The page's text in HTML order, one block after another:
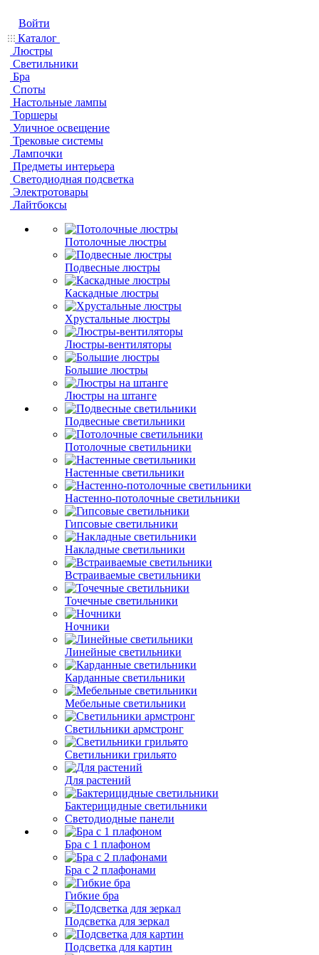
Войти
Каталог
Люстры
Светильники
Бра
Споты
Настольные лампы
Торшеры
Уличное освещение
Трековые системы
Лампочки
Предметы интерьера
Светодиодная подсветка
Электротовары
Лайтбоксы
Потолочные люстры
Подвесные люстры
Каскадные люстры
Хрустальные люстры
Люстры-вентиляторы
Большие люстры
Люстры на штанге
Подвесные светильники
Потолочные светильники
Настенные светильники
Настенно-потолочные светильники
Гипсовые светильники
Накладные светильники
Встраиваемые светильники
Точечные светильники
Ночники
Линейные светильники
Карданные светильники
Мебельные светильники
Светильники армстронг
Светильники грильято
Для растений
Бактерицидные светильники
Светодиодные панели
Бра с 1 плафоном
Бра с 2 плафонами
Гибкие бра
Подсветка для зеркал
Подсветка для картин